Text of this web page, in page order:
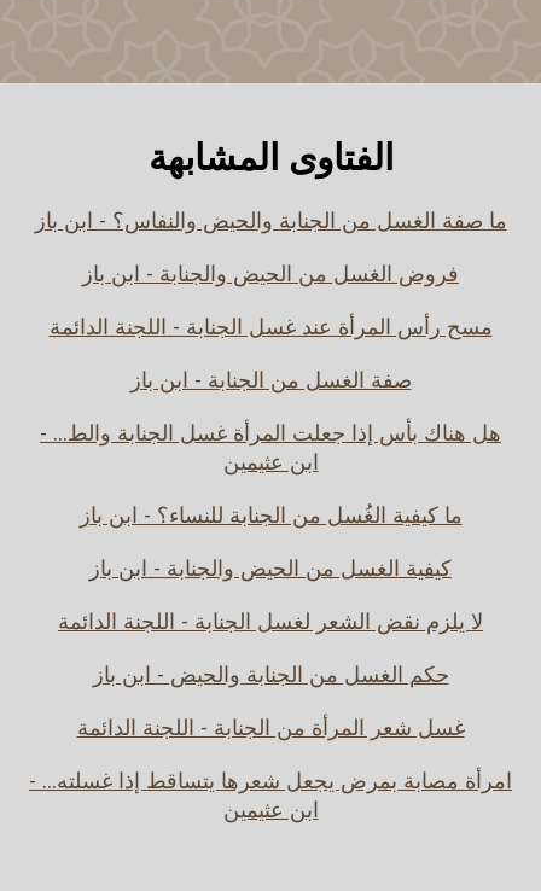
الفتاوى المشابهة
ما صفة الغسل من الجنابة والحيض والنفاس؟ - ابن باز
فروض الغسل من الحيض والجنابة - ابن باز
مسح رأس المرأة عند غسل الجنابة - اللجنة الدائمة
صفة الغسل من الجنابة - ابن باز
هل هناك بأس إذا جعلت المرأة غسل الجنابة والط... -
ابن عثيمين
ما كيفية الغُسل من الجنابة للنساء؟ - ابن باز
كيفية الغسل من الحيض والجنابة - ابن باز
لا يلزم نقض الشعر لغسل الجنابة - اللجنة الدائمة
حكم الغسل من الجنابة والحيض - ابن باز
غسل شعر المرأة من الجنابة - اللجنة الدائمة
امرأة مصابة بمرض يجعل شعرها يتساقط إذا غسلته... -
ابن عثيمين